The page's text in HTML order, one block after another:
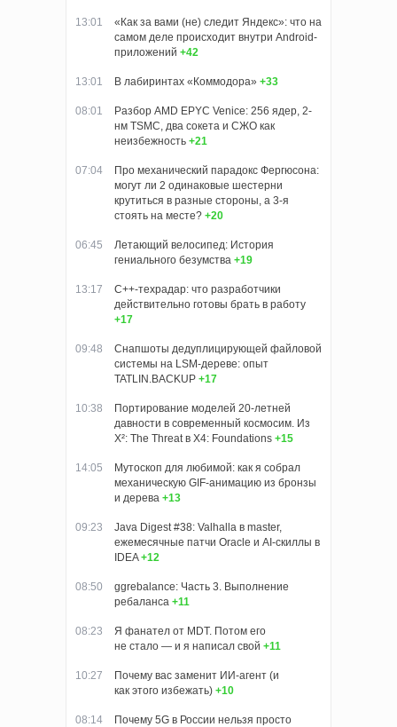
13:01
«Как за вами (не) следит Яндекс»: что на
самом деле происходит внутри Android-
приложений +42
13:01 В лабиринтах «Коммодора» +33
08:01
Разбор AMD EPYC Venice: 256 ядер, 2-
нм TSMC, два сокета и СЖО как
неизбежность +21
07:04
Про механический парадокс Фергюсона:
могут ли 2 одинаковые шестерни
крутиться в разные стороны, а 3-я
стоять на месте? +20
06:45
Летающий велосипед: История
гениального безумства +19
13:17
C++-техрадар: что разработчики
действительно готовы брать в работу
+17
09:48
Снапшоты дедуплицирующей файловой
системы на LSM-дереве: опыт
TATLIN.BACKUP +17
10:38
Портирование моделей 20-летней
давности в современный космосим. Из
X²: The Threat в X4: Foundations +15
14:05
Мутоскоп для любимой: как я собрал
механическую GIF-анимацию из бронзы
и дерева +13
09:23
Java Digest #38: Valhalla в master,
ежемесячные патчи Oracle и AI-скиллы в
IDEA +12
08:50
ggrebalance: Часть 3. Выполнение
ребаланса +11
08:23
Я фанател от MDT. Потом его
не стало — и я написал свой +11
10:27
Почему вас заменит ИИ‑агент (и
как этого избежать) +10
08:14
Почему 5G в России нельзя просто